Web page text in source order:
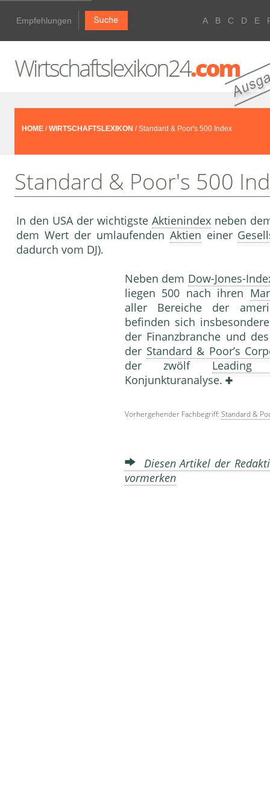
Empfehlungen A B C D E
HOME /WIRTSCHAFTSLEXIKON / Standard & Poor's 500 Index
Standard & Poor's 500
In den USA der wichtigste Aktienindexneben
dem Wert der umlaufenden Aktien einer
dadurch vom DJ).
Neben dem Dow-Jones-
liegen 500 nach ihren
aller Bereiche der
befinden sich
der Finanzbranche und
der Standard & Poor’s
der zwölf Leading
Konjunkturanalyse.
Vorhergehender Fachbegriff: Standard &
Diesen Artikel der
vormerken